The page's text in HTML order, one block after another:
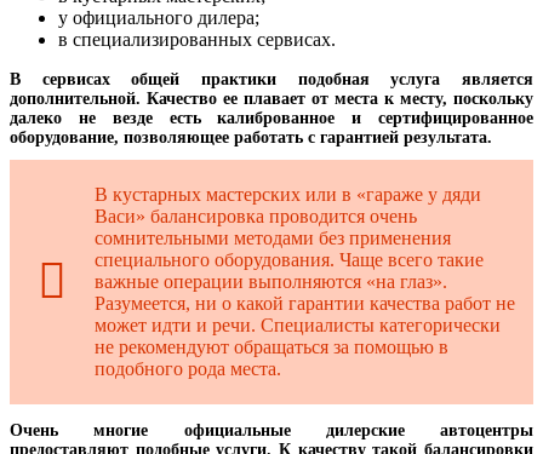
у официального дилера;
в специализированных сервисах.
В сервисах общей практики подобная услуга является
дополнительной. Качество ее плавает от места к месту, поскольку
далеко не везде есть калиброванное и сертифицированное
оборудование, позволяющее работать с гарантией результата.
В кустарных мастерских или в «гараже у дяди
Васи» балансировка проводится очень
сомнительными методами без применения
специального оборудования. Чаще всего такие
важные операции выполняются «на глаз».
Разумеется, ни о какой гарантии качества работ не
может идти и речи. Специалисты категорически
не рекомендуют обращаться за помощью в
подобного рода места.
Очень многие официальные дилерские автоцентры
предоставляют подобные услуги. К качеству такой балансировки